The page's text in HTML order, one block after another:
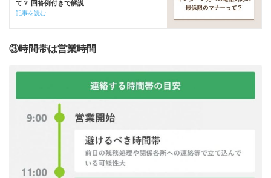
て？ 回答例付きで解説
記事を読む
③時間帯は営業時間